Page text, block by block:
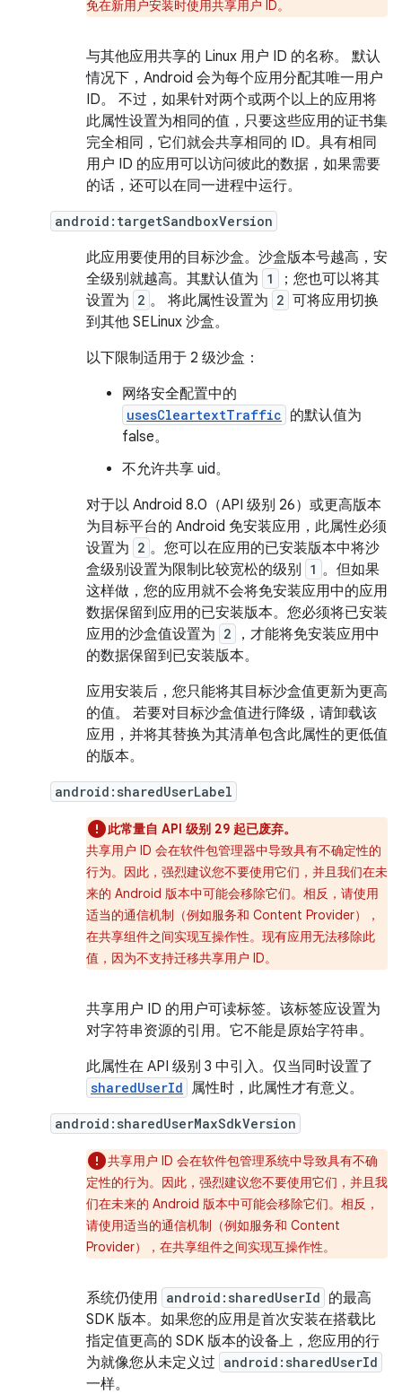
免在新用户安装时使用共享用户 ID。
与其他应用共享的 Linux 用户 ID 的名称。 默认
情况下，Android 会为每个应用分配其唯一用户
ID。 不过，如果针对两个或两个以上的应用将
此属性设置为相同的值，只要这些应用的证书集
完全相同，它们就会共享相同的 ID。具有相同
用户 ID 的应用可以访问彼此的数据，如果需要
的话，还可以在同一进程中运行。
android:targetSandboxVersion
此应用要使用的目标沙盒。沙盒版本号越高，安
全级别就越高。其默认值为 1
；您也可以将其
设置为 2 。 将此属性设置为 2 可将应用切换
到其他 SELinux 沙盒。
以下限制适用于 2 级沙盒：
网络安全配置中的
usesCleartextTraffic 的默认值为
false。
不允许共享 uid。
对于以 Android 8.0（API 级别 26）或更高版本
为目标平台的 Android 免安装应用，此属性必须
设置为 2 。您可以在应用的已安装版本中将沙
盒级别设置为限制比较宽松的级别
1 。但如果
这样做，您的应用就不会将免安装应用中的应用
数据保留到应用的已安装版本。您必须将已安装
应用的沙盒值设置为 2
，才能将免安装应用中
的数据保留到已安装版本。
应用安装后，您只能将其目标沙盒值更新为更高
的值。 若要对目标沙盒值进行降级，请卸载该
应用，并将其替换为其清单包含此属性的更低值
的版本。
android:sharedUserLabel
此常量自 API 级别 29 起已废弃。
共享用户 ID 会在软件包管理器中导致具有不确定性的
行为。因此，强烈建议您不要使用它们，并且我们在未
来的 Android 版本中可能会移除它们。相反，请使用
适当的通信机制（例如服务和 Content Provider），
在共享组件之间实现互操作性。现有应用无法移除此
值，因为不支持迁移共享用户 ID。
共享用户 ID 的用户可读标签。该标签应设置为
对字符串资源的引用。它不能是原始字符串。
此属性在 API 级别 3 中引入。仅当同时设置了
sharedUserId 属性时，此属性才有意义。
android:sharedUserMaxSdkVersion
共享用户 ID 会在软件包管理系统中导致具有不确
定性的行为。因此，强烈建议您不要使用它们，并且我
们在未来的 Android 版本中可能会移除它们。相反，
请使用适当的通信机制（例如服务和 Content
Provider），在共享组件之间实现互操作性。
系统仍使用 android:sharedUserId 的最高
SDK 版本。如果您的应用是首次安装在搭载比
指定值更高的 SDK 版本的设备上，您应用的行
为就像您从未定义过 android:sharedUserId
一样。